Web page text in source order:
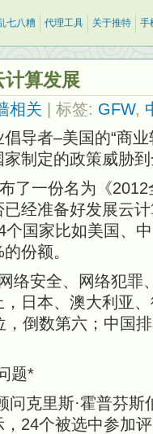
七八糟 代理工具 关于推特 手
算发展
相关 | 标签: GFW,
导者–美国的“商
制定的政策威胁
了一份名为《
经准备好发展云
国家比如美国、
份额。
络安全、网络犯罪
日本、澳大利亚
倒数第六；中国
题*
问克里斯·霍普芬
24个被选中参加